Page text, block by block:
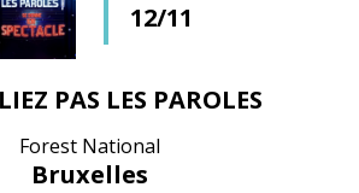
12/11
PAS LES PAROLES
Forest National
Bruxelles